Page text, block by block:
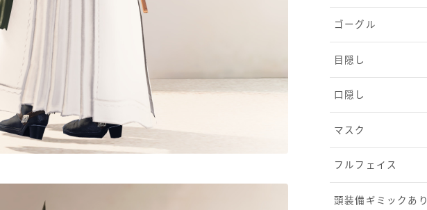
半袖
七分袖
八分袖
ゴーグル
目隠し
口隠し
マスク
フルフェイス
頭装備ギミックあり